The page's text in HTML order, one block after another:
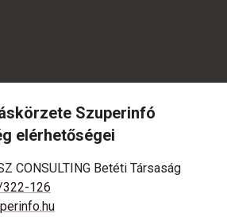
Szuperinfó
elérhetőségei
CONSULTING Betéti Társaság
126